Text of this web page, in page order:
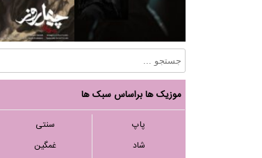
موزیک ها براساس سبک ها
پاپ
سنتی
شاد
غمگین